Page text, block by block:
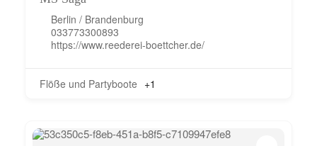
Berlin / Brandenburg
033773300893
https://www.reederei-boettcher.de/
Flöße und Partyboote +1